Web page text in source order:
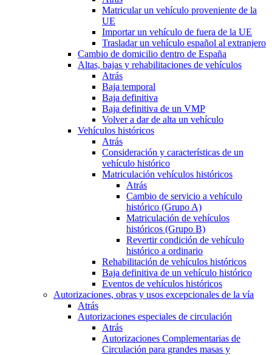
Matricular un vehículo proveniente de la
UE
Importar un vehículo de fuera de la UE
Trasladar un vehículo español al extranjero
Cambio de domicilio dentro de España
Altas, bajas y rehabilitaciones de vehículos
Atrás
Baja temporal
Baja definitiva
Baja definitiva de un VMP
Volver a dar de alta un vehículo
Vehículos históricos
Atrás
Consideración y características de un
vehículo histórico
Matriculación vehículos históricos
Atrás
Cambio de servicio a vehículo
histórico (Grupo A)
Matriculación de vehículos
históricos (Grupo B)
Revertir condición de vehículo
histórico a ordinario
Rehabilitación de vehículos históricos
Baja definitiva de un vehículo histórico
Eventos de vehículos históricos
Autorizaciones, obras y usos excepcionales de la vía
Atrás
Autorizaciones especiales de circulación
Atrás
Autorizaciones Complementarias de
Circulación para grandes masas y